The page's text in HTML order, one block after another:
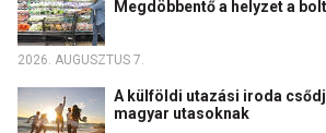
Megdöbbentő a helyzet a
2026. AUGUSZTUS 7.
A külföldi utazási iroda
magyar utasoknak